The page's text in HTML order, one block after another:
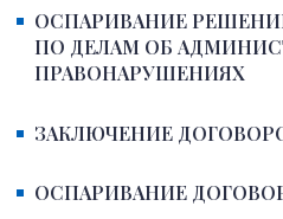
ОСПАРИВАНИЕ
ПО ДЕЛАМ ОБ
ПРАВОНАРУШЕНИЯХ
ЗАКЛЮЧЕНИЕ
ОСПАРИВАНИЕ